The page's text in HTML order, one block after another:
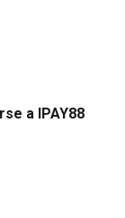
a IPAY88